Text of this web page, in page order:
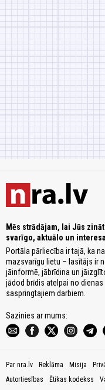
Mēs strādājam, lai Jūs
svarīgo, aktuālo un
Portāla pārliecība ir tajā, ka
mazsvarīgu lietu – lasītājs ir
jāinformē, jābrīdina un
jādod brīdis atelpai no dienas
saspringtajiem darbiem.
Sazinies ar mums:
Par nra.lv Reklāma Misija
Autortiesības
Ētikas kodekss